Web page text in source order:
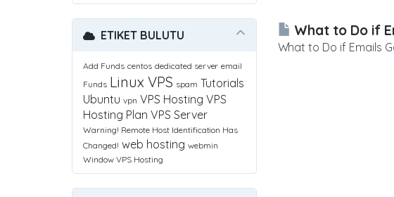
What to Do if
What to Do if Emails
ETIKET BULUTU
Add Funds centos dedicated server email
Funds Linux VPS spam Tutorials
Ubuntu vpn VPS Hosting VPS
Hosting Plan VPS Server
Warning! Remote Host Identification Has
Changed! web hosting webmin
Window VPS Hosting